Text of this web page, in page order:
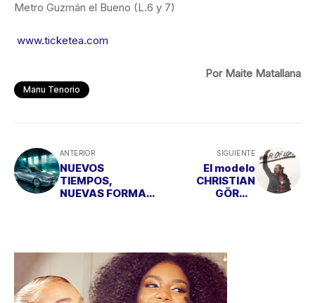
Metro Guzmán el Bueno (L.6 y 7)
www.ticketea.com
Por Maite Matallana
Manu Tenorio
ANTERIOR
NUEVOS
TIEMPOS,
NUEVAS FORMAS:
SIGUIENTE
El modelo
CHRISTIAN
GÖRAN